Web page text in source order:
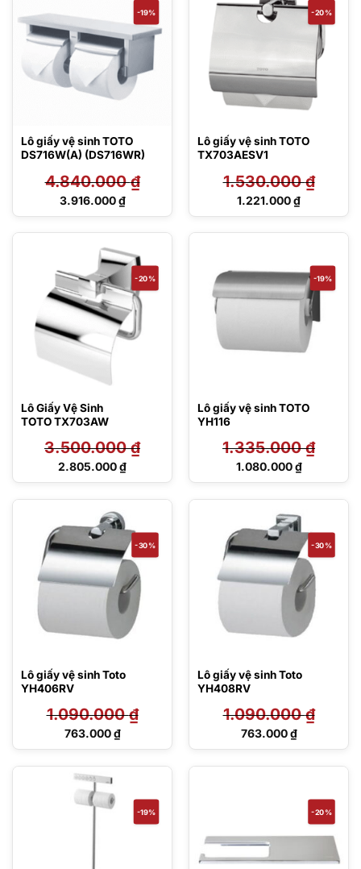
-19%
Lô giấy vệ sinh TOTO
DS716W(A) (DS716WR)
4.840.000₫
Giá
3.916.000₫
Giá
là:
3.916.000 ₫.
-20%
Lô giấy vệ sinh TOTO
TX703AESV1
1.530.000₫
Giá
1.221.000₫
Giá
1.221.000 ₫.
-20%
Lô Giấy Vệ Sinh
TOTO TX703AW
3.500.000₫
Giá
3.500.000 ₫.
2.805.000₫
Giá
là:
2.805.000 ₫.
-19%
Lô giấy vệ sinh TOTO
YH116
1.335.000₫
Giá
1.335.000 ₫.
1.080.000₫
Giá
là:
1.080.000 ₫.
-30%
Lô giấy vệ sinh Toto
YH406RV
1.090.000₫
Giá
1.090.000 ₫.
763.000₫
Giá
tại
là:
763.000 ₫.
-30%
Lô giấy vệ sinh Toto
YH408RV
1.090.000₫
Giá
1.090.000 ₫.
763.000₫
Giá
763.000 ₫.
-19% -20%